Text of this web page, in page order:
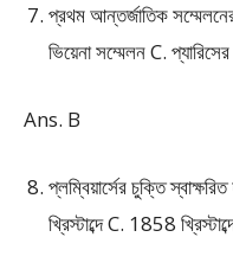
প্রথম আন্তর্জাতিক
ভিয়েনা সম্মেলন C.
Ans. B
প্লম্বিয়ার্সের চুক্তি
খ্রিস্টাব্দে C. 1858